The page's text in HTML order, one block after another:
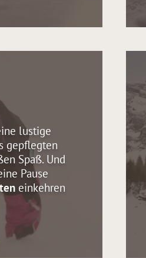
lustige
gepflegten
Spaß. Und
Pause
einkehren